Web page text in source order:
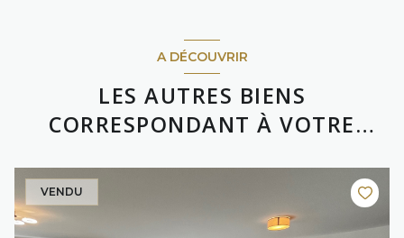
A DÉCOUVRIR
LES AUTRES BIENS
CORRESPONDANT À VOTRE
VENDU